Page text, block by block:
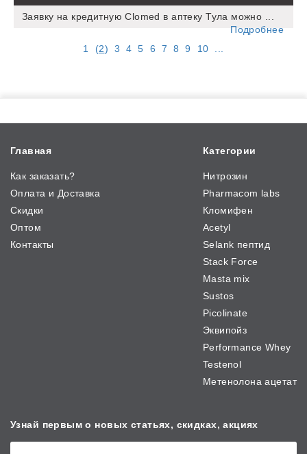
Заявку на кредитную Clomed в аптеку Тула можно ...
Подробнее
1
(2) 3 4 5 6 7 8 9 10 ...
Главная
Как заказать?
Оплата и Доставка
Скидки
Оптом
Контакты
Категории
Нитрозин
Pharmacom labs
Кломифен
Acetyl
Selank пептид
Stack Force
Masta mix
Sustos
Picolinate
Эквипойз
Performance Whey
Testenol
Метенолона ацетат
Узнай первым о новых статьях, скидках, акциях